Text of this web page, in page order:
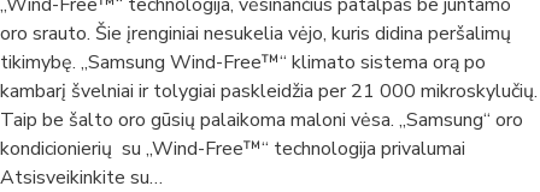
oro srauto. Šie įrenginiai nesukelia vėjo, kuris didina peršalimų
tikimybę. „Samsung Wind-Free™“ klimato sistema orą po
kambarį švelniai ir tolygiai paskleidžia per 21 000 mikroskylučių.
Taip be šalto oro gūsių palaikoma maloni vėsa. „Samsung“ oro
kondicionierių su „Wind-Free™“ technologija privalumai
Atsisveikinkite su…